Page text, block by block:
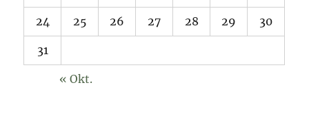
24 25 26 27 28 29 30
31
« Okt.